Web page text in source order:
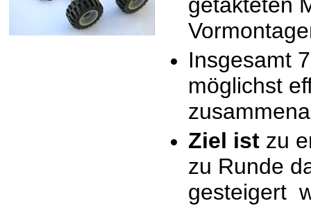
Insgesamt 7
möglichst
Ziel ist zu
zu Runde
gesteigert